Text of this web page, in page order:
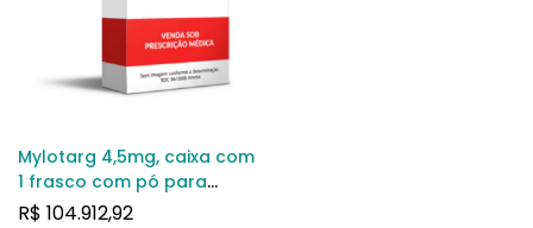
Mylotarg 4,5mg, caixa com
1 frasco com pó para
solução de uso
R$ 104.912,92